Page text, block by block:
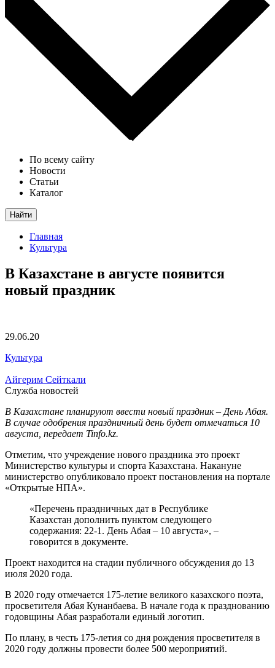
По всему сайту
Новости
Статьи
Каталог
Найти
Главная
Культура
В Казахстане в августе появится
новый праздник
29.06.20
Культура
Айгерим Сейткали
Служба новостей
В Казахстане планируют ввести новый праздник – День Абая.
В случае одобрения праздничный день будет отмечаться 10
августа, передает Tinfo.kz.
Отметим, что учреждение нового праздника это проект
Министерство культуры и спорта Казахстана. Накануне
министерство опубликовало проект постановления на портале
«Открытые НПА».
«Перечень праздничных дат в Республике
Казахстан дополнить пунктом следующего
содержания: 22-1. День Абая – 10 августа», –
говорится в документе.
Проект находится на стадии публичного обсуждения до 13
июля 2020 года.
В 2020 году отмечается 175-летие великого казахского поэта,
просветителя Абая Кунанбаева. В начале года к празднованию
годовщины Абая разработали единый логотип.
По плану, в честь 175-летия со дня рождения просветителя в
2020 году должны провести более 500 мероприятий.